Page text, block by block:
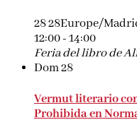
28 28Europe/
12:00-14:00
Feria del libro de
Dom28
Vermut literario
Prohibida en